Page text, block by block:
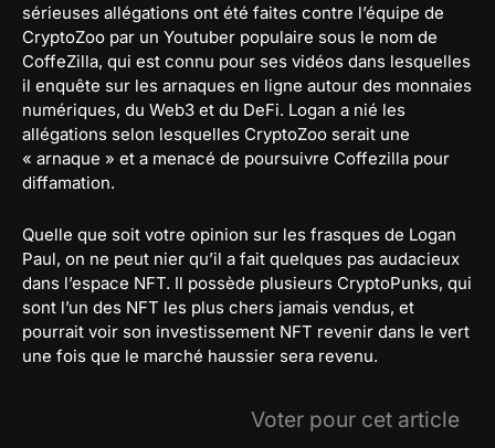
sérieuses allégations ont été faites contre l’équipe de
CryptoZoo par un Youtuber populaire sous le nom de
CoffeZilla, qui est connu pour ses vidéos dans lesquelles
il enquête sur les arnaques en ligne autour des monnaies
numériques, du Web3 et du DeFi. Logan a nié les
allégations selon lesquelles CryptoZoo serait une
« arnaque » et a menacé de poursuivre Coffezilla pour
diffamation.
Quelle que soit votre opinion sur les frasques de Logan
Paul, on ne peut nier qu’il a fait quelques pas audacieux
dans l’espace NFT. Il possède plusieurs CryptoPunks, qui
sont l’un des NFT les plus chers jamais vendus, et
pourrait voir son investissement NFT revenir dans le vert
une fois que le marché haussier sera revenu.
Voter pour cet article